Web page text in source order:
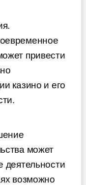
привести
казино и его
может
деятельности
возможно